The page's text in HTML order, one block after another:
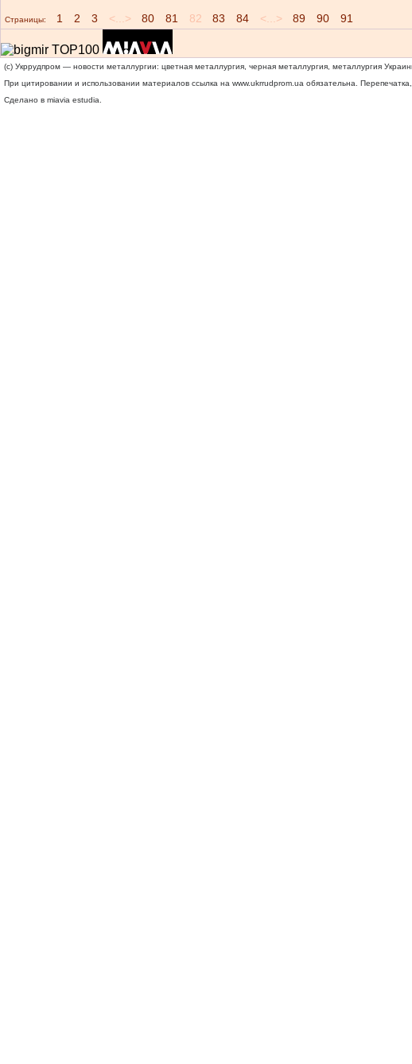
Страницы: 1 2 3 <...> 80 81 82 83 84 <...> 89 90 91
(c) Укррудпром — новости металлургии: цветная металлургия, черная металлургия, металлургия
При цитировании и использовании материалов ссылка на www.ukrrudprom.ua обязательна.
Сделано в miavia estudia.